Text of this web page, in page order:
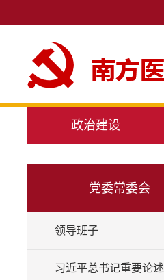
政治建设
党委常委会
领导班子
习近平总书记重要论述